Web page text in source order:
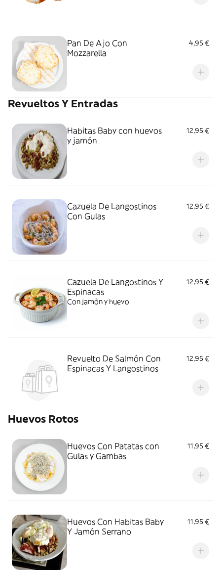
Pan De Ajo Con
Mozzarella
4,95 €
Revueltos Y Entradas
Habitas Baby con huevos
y jamón
12,95 €
Cazuela De Langostinos
Con Gulas
12,95 €
Cazuela De Langostinos Y
Espinacas
12,95 €
Con jamòn y huevo
Revuelto De Salmón Con
Espinacas Y Langostinos
12,95 €
Huevos Rotos
Huevos Con Patatas con
Gulas y Gambas
11,95 €
Huevos Con Habitas Baby
Y Jamón Serrano
11,95 €